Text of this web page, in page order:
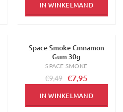
IN WINKELMAND
-16%
Space Smoke Cinnamon
Gum 30g
SPACE SMOKE
€9,49 €7,95
IN WINKELMAND